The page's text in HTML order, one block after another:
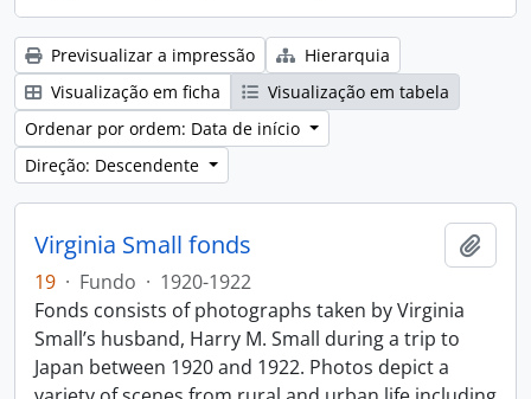
Previsualizar a impressão
Hierarquia
Visualização em ficha
Visualização em tabela
Ordenar por ordem: Data de início
Direção: Descendente
Virginia Small fonds
19 · Fundo · 1920-1922
Fonds consists of photographs taken by Virginia
Small’s husband, Harry M. Small during a trip to
Japan between 1920 and 1922. Photos depict a